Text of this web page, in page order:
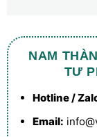
NAM
TƯ
Hotline /
Email: